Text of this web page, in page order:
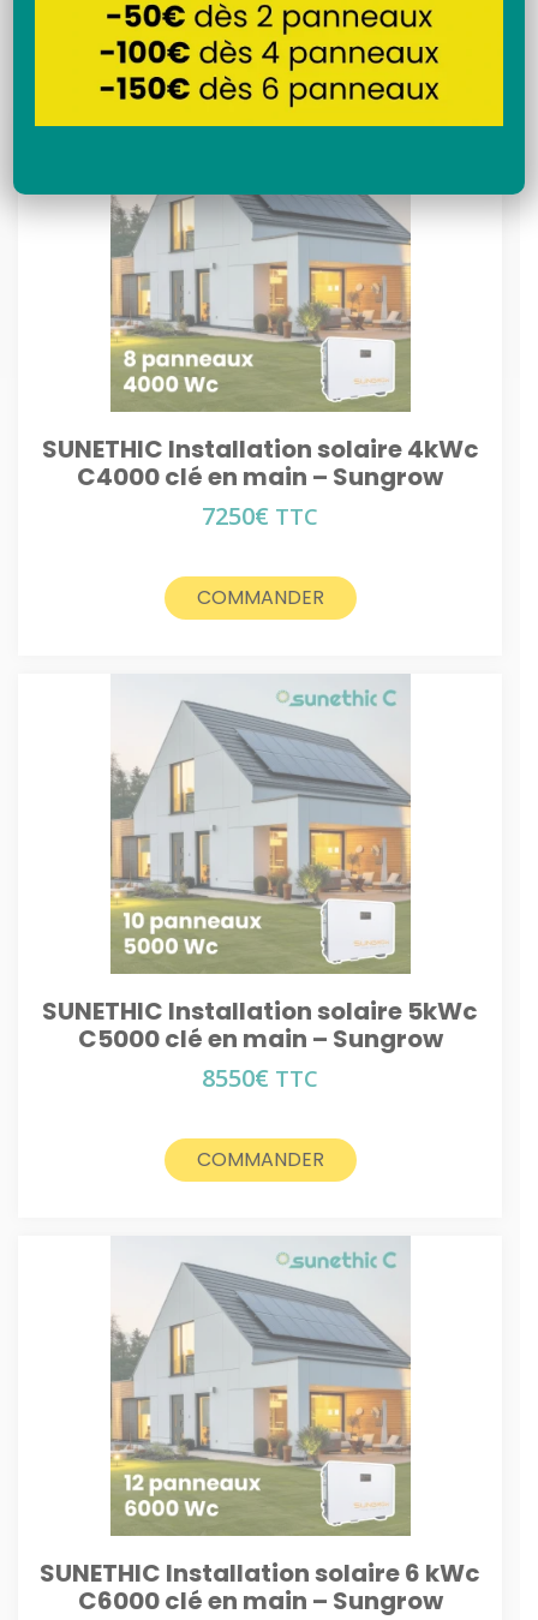
Recherche
SUNETHIC Installation solaire 4kWc
C4000 clé en main – Sungrow
7250€ TTC
COMMANDER
SUNETHIC Installation solaire 5kWc
C5000 clé en main – Sungrow
8550€ TTC
COMMANDER
SUNETHIC Installation solaire 6 kWc
C6000 clé en main – Sungrow